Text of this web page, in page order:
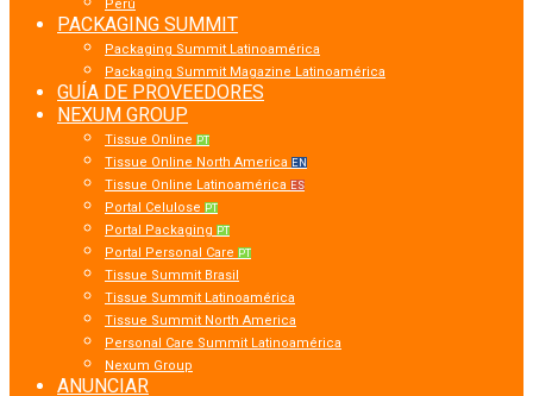
Perú
PACKAGING SUMMIT
Packaging Summit Latinoamérica
Packaging Summit Magazine Latinoamérica
GUÍA DE PROVEEDORES
NEXUM GROUP
Tissue Online PT
Tissue Online North America EN
Tissue Online Latinoamérica ES
Portal Celulose PT
Portal Packaging PT
Portal Personal Care PT
Tissue Summit Brasil
Tissue Summit Latinoamérica
Tissue Summit North America
Personal Care Summit Latinoamérica
Nexum Group
ANUNCIAR